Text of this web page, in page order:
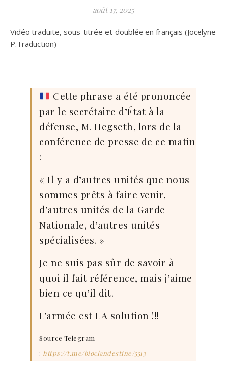
août 17, 2025
Vidéo traduite, sous-titrée et doublée en français (Jocelyne
P.Traduction)
Cette phrase a été prononcée
par le secrétaire d’État à la
défense, M. Hegseth, lors de la
conférence de presse de ce matin
:
« Il y a d’autres unités que nous
sommes prêts à faire venir,
d’autres unités de la Garde
Nationale, d’autres unités
spécialisées. »
Je ne suis pas sûr de savoir à
quoi il fait référence, mais j’aime
bien ce qu’il dit.
L’armée est LA solution !!!
Source Telegram
: https://t.me/bioclandestine/5513